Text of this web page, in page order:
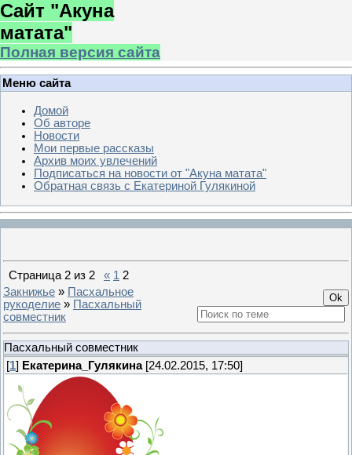
Сайт "Акуна
матата"
Полная версия сайта
Меню сайта
Домой
Об авторе
Новости
Мои первые рассказы
Архив моих увлечений
Подписаться на новости от "Акуна матата"
Обратная связь с Екатериной Гулякиной
Страница 2 из 2 « 1 2
Закнижье » Пасхальное
рукоделие » Пасхальный
совместник
Пасхальный совместник
[1] Екатерина_Гулякина[24.02.2015, 17:50]